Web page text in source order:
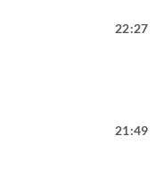
22:27
21:49